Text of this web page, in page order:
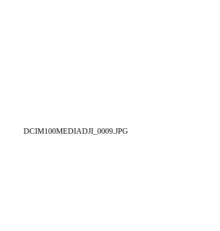
DCIM100MEDIADJI_0009.JPG